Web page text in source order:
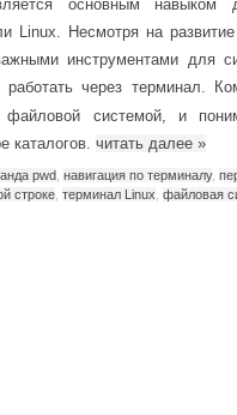
основным навыком
Linux. Несмотря на
инструментами для
работать через терминал.
файловой системой, и
каталогов. читать далее »
pwd навигация по терминалу,
строке терминал Linux файловая